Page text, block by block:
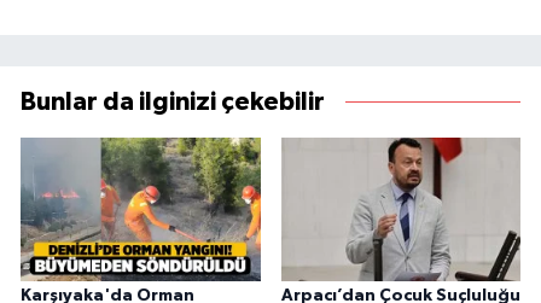
Bunlar da ilginizi çekebilir
Karşıyaka'da Orman Arpacı’dan Çocuk Suçluluğu